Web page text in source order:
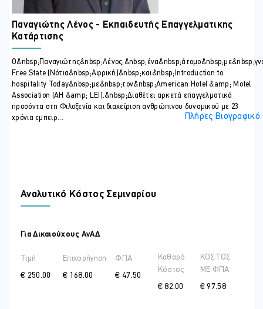
Παναγιώτης Λένος - Εκπαιδευτής Επαγγελματικης
Κατάρτισης
Free State (Νότια&nbsp;Αφρική)&nbsp;και&nbsp;Introduction to
hospitality Today&nbsp;με&nbsp;τον&nbsp;American Hotel &amp; Motel
Association (AH &amp; LEI).&nbsp;Διαθέτει αρκετά επαγγελματικά
προσόντα στη Φιλοξενία και διαχείριση ανθρώπινου δυναμικού με 23
χρόνια εμπειρ...
Πλήρες Βιογραφικό
Αναλυτικό Κόστος Σεμιναρίου
Για Δικαιούχους ΑνΑΔ
Τιμή
€ 250.00
Επιχορήγηση
€ 168.00
ΦΠΑ
€ 47.50
Καθαρό
Κόστος
€ 82.00
ΚΟΣΤΟΣ
ME ΦΠΑ
€ 97.58